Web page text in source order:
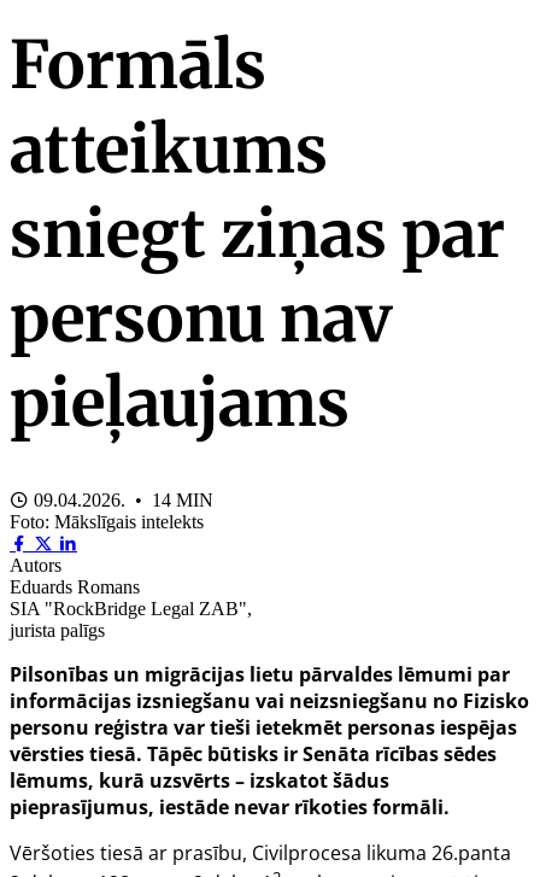
Formāls
atteikums
sniegt ziņas par
personu nav
pieļaujams
09.04.2026. • 14 MIN
Foto: Mākslīgais intelekts
Autors
Eduards Romans
SIA "RockBridge Legal ZAB",
jurista palīgs
Pilsonības un migrācijas lietu pārvaldes lēmumi par
informācijas izsniegšanu vai neizsniegšanu no Fizisko
personu reģistra var tieši ietekmēt personas iespējas
vērsties tiesā. Tāpēc būtisks ir Senāta rīcības sēdes
lēmums, kurā uzsvērts – izskatot šādus
pieprasījumus, iestāde nevar rīkoties formāli.
Vēršoties tiesā ar prasību, Civilprocesa likuma 26.panta